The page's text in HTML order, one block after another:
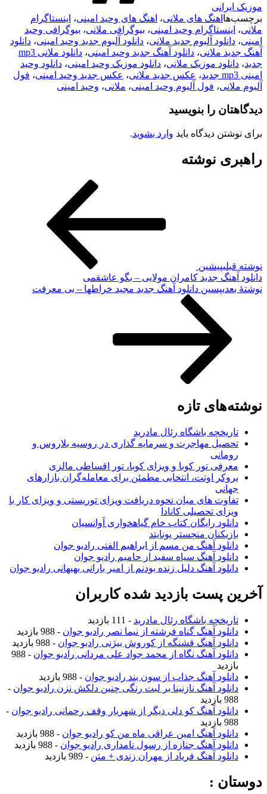
موزیک ایرانی
برچسب‌ها اهنگ های ملانی، اهنگ های وحید امینی، اینستاگرام
ملانی، اینستاگرام وحید امینی، بیوگرافی ملانی، بیوگرافی وحید
امینی، دانلود آلبوم جدید ملانی، دانلود آلبوم جدید وحید امینی، دانلود
آهنگ جدید ملانی، دانلود آهنگ جدید وحید امینی،
دانلود ملانی mp3
جدید، دانلود موزیک ملانی، دانلود موزیک وحید امینی، دانلود وحید
امینی mp3 جدید
، عکس جدید ملانی، عکس جدید وحید امینی، فول
آلبوم ملانی، فول آلبوم وحید امینی، ملانی، وحید امینی
دیدگاهتان را بنویسید
برای نوشتن دیدگاه باید وارد بشوید.
راهبری نوشته
نوشته قبلیپیشین
دانلود آهنگ جدید کامران مولایی – بگو عاشقمی
نوشته‌ٔ بعدیپسین دانلود آهنگ جدید مجید خراطها – بی معرفت
نوشته‌های تازه
تاریخچه باشگاه رئال مادرید
تحصیل مهاجرت و سرمایه گذاری در روسیه بلاروس و
رومانی
معرفی تور کوبا و ویزای کوبا، تور اقساطی مالزی
بروکر اوتت، انتخابی مطمئن برای معامله‌گران بازارهای
جهانی
تفاوت های میان نحوه دریافت ویزای توریستی و ویزای کار با
ویزای تحصیلی کانادا
دانلود رایگان کتاب خام گیاهخواری آوانسیان
بازیکنان منچستر یونایتد
دانلود آهنگ من مسم از ابراهیم الفتی رادیو جوان
دانلود آهنگ سیاه سفید از حامیم رادیو جوان
دانلود آهنگ دلیل زنده بودنم از امیر بارانی بهبهانی رادیو جوان
آخرین پست بازدید شده کاربران
تاریخچه باشگاه رئال مادرید - 111 بازدید
دانلود آهنگ گناه فرشته از نیما نصر رادیو جوان - 988 بازدید
دانلود آهنگ قشنگه از کوروش بیژنی رادیو جوان - 988 بازدید
دانلود آهنگ نگاه از محمد جواد علی مردانی رادیو جوان
- 988
بازدید
دانلود آهنگ جذاب از سون بند رادیو جوان - 988 بازدید
دانلود آهنگ نازنینا بر لبت رنگی چنین دلکش نزن رادیو جوان -
988 بازدید
دانلود آهنگ کو دلی دیگر از شهریار وقف رحمانی رادیو جوان -
988 بازدید
دانلود آهنگ امین عراقی ماه من کو رادیو جوان - 988 بازدید
دانلود آهنگ جنازه از رسول نامداری رادیو جوان - 988 بازدید
دانلود آهنگ فریاد از مهران زندی + متن - 989 بازدید
دوستان :